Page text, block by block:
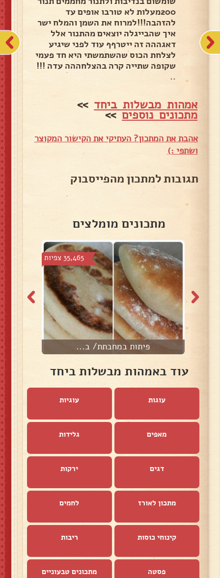
200מעלות לא טורבו אופים עד
להזהבה!!!למרוח את השמן והמלח ישר
איך שהבייגלה יוצאים מהתנור אלל
דאגההה זה ייטרףף עוד לפני שיגיע
לצלחת הכוס שהשתמשתי היא חד פעמי
שקופה שתייה קרה בהצלחההה עדה !!!
..
אמהות מבשלות ביחד >>
מתכונים נוספים>>
אהבת את המתכון? העתיקי את הקישור המקוצר
ושתפי :)
תגובות למתכון מהפייסבוק
מתכונים מומלצים
35,465 צפיות
פיתות במחבתת/ ב...
עוד באמהות מבשלות ביחד
עוגות עוגיות
מאפים גלידות
דגים ירקות
מתכון לאורז לחמים
קינוחי כוסות ריבות
פסטה מתכונים טבעוניים